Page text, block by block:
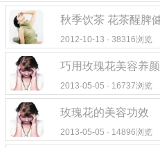
2012-10-13 · 38316浏览
巧用玫瑰花美容养颜
2013-05-05 · 16737浏览
玫瑰花的美容功效
2013-05-05 · 14896浏览